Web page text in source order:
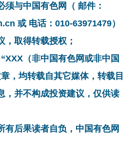
须与中国有色网（ 邮件：
或 电话：010-63971479）
，取得转载授权；
（非中国有色网或非中国
，均转载自其它媒体，转载目
，并不构成投资建议，仅供读
有后果读者自负，中国有色网